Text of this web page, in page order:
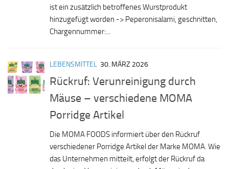
ist ein zusätzlich betroffenes Wurstprodukt
hinzugefügt worden -> Peperonisalami, geschnitten,
Chargennummer:...
LEBENSMITTEL 30. MÄRZ 2026
Rückruf: Verunreinigung durch
Mäuse – verschiedene MOMA
Porridge Artikel
Die MOMA FOODS informiert über den Rückruf
verschiedener Porridge Artikel der Marke MOMA. Wie
das Unternehmen mitteilt, erfolgt der Rückruf da